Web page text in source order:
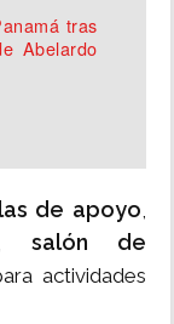
tras
Abelardo
de apoyo,
salón de
actividades